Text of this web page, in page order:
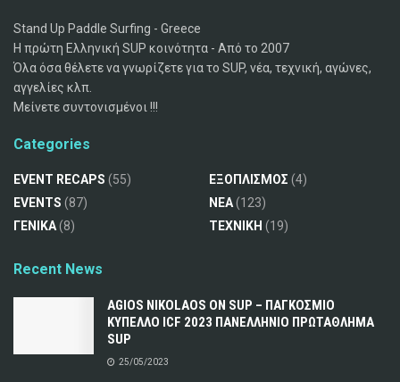
Stand Up Paddle Surfing - Greece
Η πρώτη Ελληνική SUP κοινότητα - Από το 2007
Όλα όσα θέλετε να γνωρίζετε για το SUP, νέα, τεχνική, αγώνες,
αγγελίες κλπ.
Μείνετε συντονισμένοι !!!
Categories
EVENT RECAPS (55)
EVENTS (87)
ΓΕΝΙΚΑ(8)
ΕΞΟΠΛΙΣΜΟΣ (4)
ΝΕΑ(123)
ΤΕΧΝΙΚΗ (19)
Recent News
AGIOS NIKOLAOS ON SUP – ΠΑΓΚΟΣΜΙΟ
ΚΥΠΕΛΛΟ ICF 2023 ΠΑΝΕΛΛΗΝΙΟ ΠΡΩΤΑΘΛΗΜΑ
SUP
25/05/2023